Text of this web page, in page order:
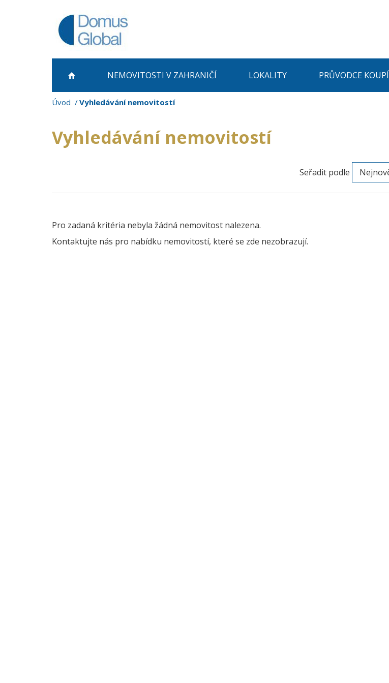
NEMOVITOSTI V ZAHRANIČÍ LOKALITY PRŮVODCE KOUPÍ
Úvod Vyhledávání nemovitostí
Vyhledávání nemovitostí
Seřadit podle
Pro zadaná kritéria nebyla žádná nemovitost nalezena.
Kontaktujte nás pro nabídku nemovitostí, které se zde nezobrazují.